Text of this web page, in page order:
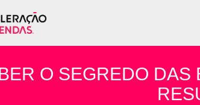
O SEGREDO